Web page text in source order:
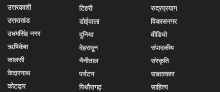
उत्तरकाशी
उत्तराखंड
उधमसिंह नगर
ऋषिकेश
कालसी
केदारनाथ
कोटद्वार
टिहरी
डोईवाला
दुनिया
देहरादून
नैनीताल
पर्यटन
पिथौरागढ़
रुद्रप्रयाग
विकासनगर
वीडियो
संपादकीय
संस्कृति
साक्षात्कार
साहित्य